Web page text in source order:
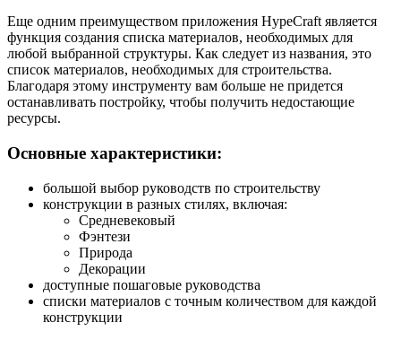
Еще одним преимуществом приложения HypeCraft является
функция создания списка материалов, необходимых для
любой выбранной структуры. Как следует из названия, это
список материалов, необходимых для строительства.
Благодаря этому инструменту вам больше не придется
останавливать постройку, чтобы получить недостающие
ресурсы.
Основные характеристики:
большой выбор руководств по строительству
конструкции в разных стилях, включая:
Средневековый
Фэнтези
Природа
Декорации
доступные пошаговые руководства
списки материалов с точным количеством для каждой
конструкции